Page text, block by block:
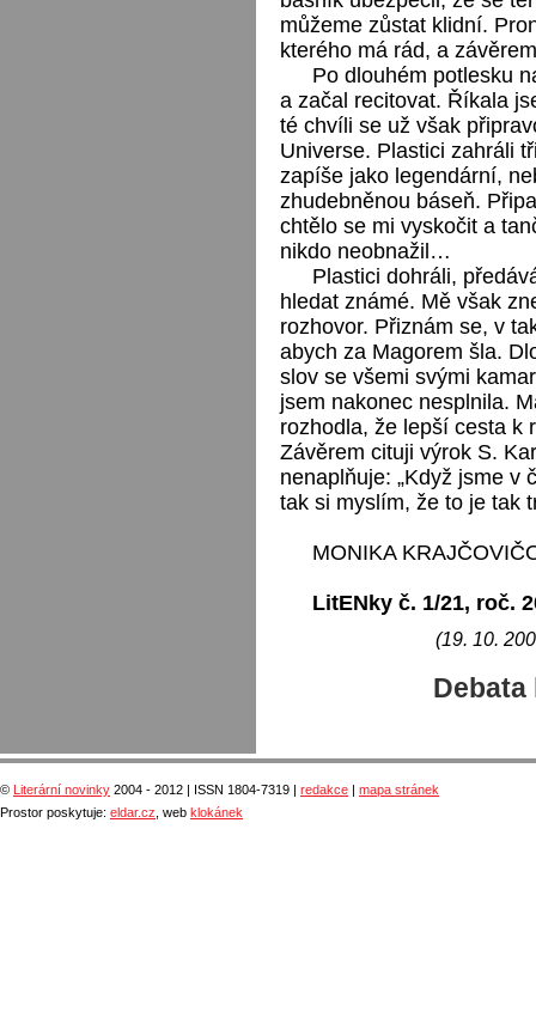
můžeme zůstat klidní.
kterého má rád, a
Po dlouhém potlesku
a začal recitovat. Říkala
té chvíli se už však
Universe. Plastici zahráli
zapíše jako legendární,
zhudebněnou báseň.
chtělo se mi vyskočit a
nikdo neobnažil…
Plastici dohráli,
hledat známé. Mě však
rozhovor. Přiznám se, v
abych za Magorem šla.
slov se všemi svými
jsem nakonec nesplnila.
rozhodla, že lepší cesta k
Závěrem cituji výrok S.
nenaplňuje: „Když jsme v
tak si myslím, že to je tak
MONIKA
LitENky č. 1/21, roč.
(19. 10.
Debata
© Literární novinky 2004 - 2012 | ISSN 1804-7319 | redakce
mapa stránek
Prostor poskytuje: eldar.cz , web klokánek